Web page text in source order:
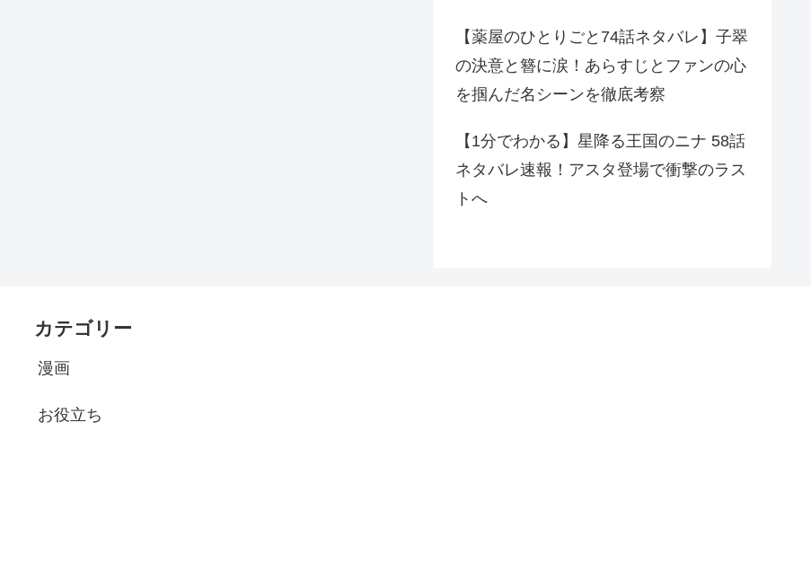
【薬屋のひとりごと74話ネタバレ】子翠
の決意と簪に涙！あらすじとファンの心
を掴んだ名シーンを徹底考察
【1分でわかる】星降る王国のニナ 58話
ネタバレ速報！アスタ登場で衝撃のラス
トへ
カテゴリー
漫画
お役立ち